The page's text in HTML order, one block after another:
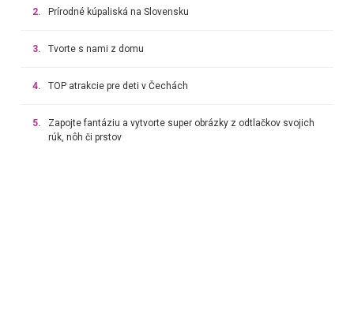
2. Prírodné kúpaliská na Slovensku
3. Tvorte s nami z domu
4. TOP atrakcie pre deti v Čechách
5.
Zapojte fantáziu a vytvorte super obrázky z odtlačkov svojich
rúk, nôh či prstov